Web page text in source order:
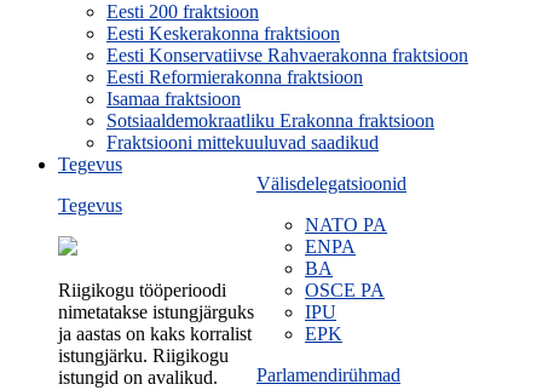
Eesti 200 fraktsioon
Eesti Keskerakonna fraktsioon
Eesti Konservatiivse Rahvaerakonna fraktsioon
Eesti Reformierakonna fraktsioon
Isamaa fraktsioon
Sotsiaaldemokraatliku Erakonna fraktsioon
Fraktsiooni mittekuuluvad saadikud
Välisdelegatsioonid
NATO PA
ENPA
BA
OSCE PA
IPU
EPK
Parlamendirühmad
Tegevus
Tegevus
Riigikogu tööperioodi
nimetatakse istungjärguks
ja aastas on kaks korralist
istungjärku. Riigikogu
istungid on avalikud.